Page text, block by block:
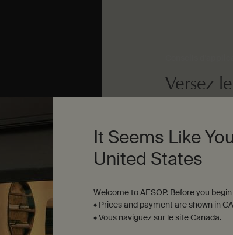
Versez
sur
vous
puis
Dosage
Autant que
It Seems Like
United States
Welcome to AESOP. Before you
• Prices and payment are shown in
• Vous naviguez sur le site Canada.